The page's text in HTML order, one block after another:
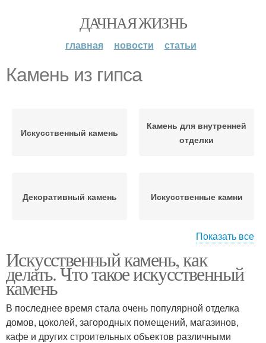
ДАЧНАЯ ЖИЗНЬ
главная новости статьи
Камень из гипса
Искусственный камень
Камень для внутренней
отделки
Декоративный камень Искусственные камни
Натуральный камень
столешницы
Акриловый камень Жидкий камень
Показать все
Искусственный камень, как
делать. Что такое искусственный
камень
В последнее время стала очень популярной отделка
домов, цоколей, загородных помещений, магазинов,
кафе и других строительных объектов различными